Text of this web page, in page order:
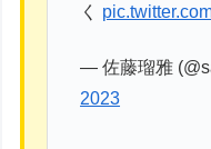
く
— 佐藤瑠雅
2023